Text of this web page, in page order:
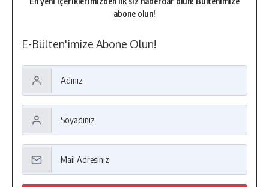
abone olun!
E-Bülten'imize Abone Olun!